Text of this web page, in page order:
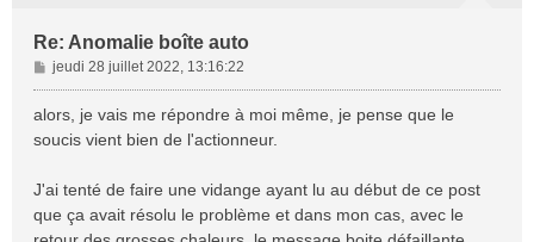
Re: Anomalie boîte auto
M
e
s
e
jeudi 28 juillet 2022, 13:16:22
alors, je vais me répondre à moi même, je pense que le
soucis vient bien de l'actionneur.
J'ai tenté de faire une vidange ayant lu au début de ce post
que ça avait résolu le problème et dans mon cas, avec le